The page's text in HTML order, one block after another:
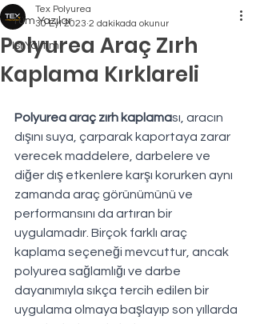
Tüm Yazılar
Isı Yalıtımı
Polyurea Araç Zırh
Kaplama Kırklareli
Tex Polyurea
30 Eyl 2023 2 dakikada okunur
Polyurea araç zırh kaplaması, aracın
dışını suya, çarparak kaportaya zarar
verecek maddelere, darbelere ve
diğer dış etkenlere karşı korurken aynı
zamanda araç görünümünü ve
performansını da artıran bir
uygulamadır. Birçok farklı araç
kaplama seçeneği mevcuttur, ancak
polyurea sağlamlığı ve darbe
dayanımıyla sıkça tercih edilen bir
uygulama olmaya başlayıp son yıllarda